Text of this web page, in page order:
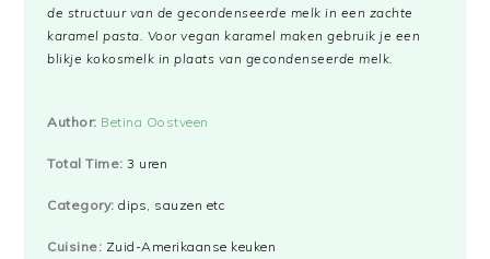
de structuur van de gecondenseerde melk in een zachte
karamel pasta. Voor vegan karamel maken gebruik je een
blikje kokosmelk in plaats van gecondenseerde melk.
Author: Betina Oostveen
Total Time: 3 uren
Category: dips, sauzen etc
Cuisine: Zuid-Amerikaanse keuken